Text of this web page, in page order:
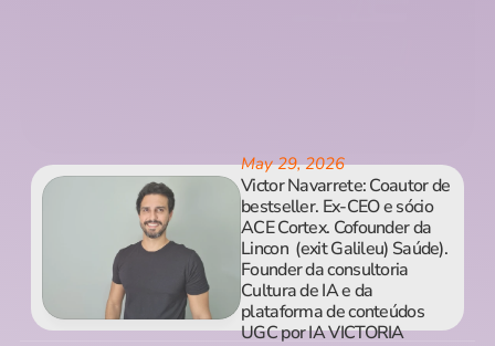
May 29, 2026
Victor Navarrete: Coautor de
bestseller. Ex-CEO e sócio
ACE Cortex. Cofounder da
Lincon  (exit Galileu) Saúde).
Founder da consultoria
Cultura de IA e da
plataforma de conteúdos
UGC por IA VICTORIA